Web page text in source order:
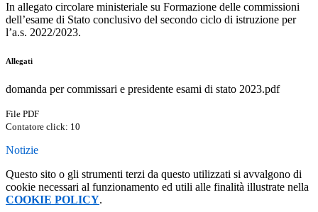
In allegato circolare ministeriale su Formazione delle commissioni
dell’esame di Stato conclusivo del secondo ciclo di istruzione per
l’a.s. 2022/2023.
Allegati
domanda per commissari e presidente esami di stato 2023.pdf
File PDF
Contatore click: 10
Notizie
Questo sito o gli strumenti terzi da questo utilizzati si avvalgono di
cookie necessari al funzionamento ed utili alle finalità illustrate nella
COOKIE POLICY.